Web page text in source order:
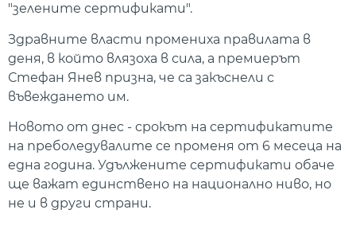
"зелените сертификати".
Здравните власти промениха правилата в
деня, в който влязоха в сила, а премиерът
Стефан Янев призна, че са закъснели с
въвеждането им.
Новото от днес - срокът на сертификатите
на преболедувалите се променя от 6 месеца на
една година. Удължените сертификати обаче
ще важат единствено на национално ниво, но
не и в други страни.